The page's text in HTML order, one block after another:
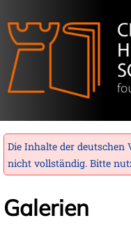
Die Inhalte der deutschen
nicht vollständig. Bitte
Galerien